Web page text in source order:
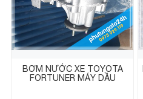
BƠM NƯỚC XE TOYOTA
FORTUNER MÁY DẦU